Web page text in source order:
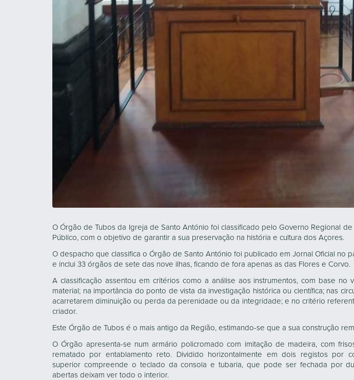
O Órgão de Tubos da Igreja de Santo António foi classificado pelo Governo Regional
Público, com o objetivo de garantir a sua preservação na história e cultura dos Açores.
O despacho que classifica o Órgão de Santo António foi publicado em Jornal Oficial no
e inclui 33 órgãos de sete das nove ilhas, ficando de fora apenas as das Flores e Corvo.
A classificação assentou em critérios como a análise aos instrumentos, com base no
material; na importância do ponto de vista da investigação histórica ou científica; nas
acarretarem diminuição ou perda da perenidade ou da integridade; e no critério
criador.
Este Órgão de Tubos é o mais antigo da Região, estimando-se que a sua construção
O Órgão apresenta-se num armário policromado com imitação de madeira, com
rematado por entablamento reto. Dividido horizontalmente em dois registos por
superior compreende o teclado da consola e tubaria, que pode ser fechada por
abertas deixam ver todo o interior.